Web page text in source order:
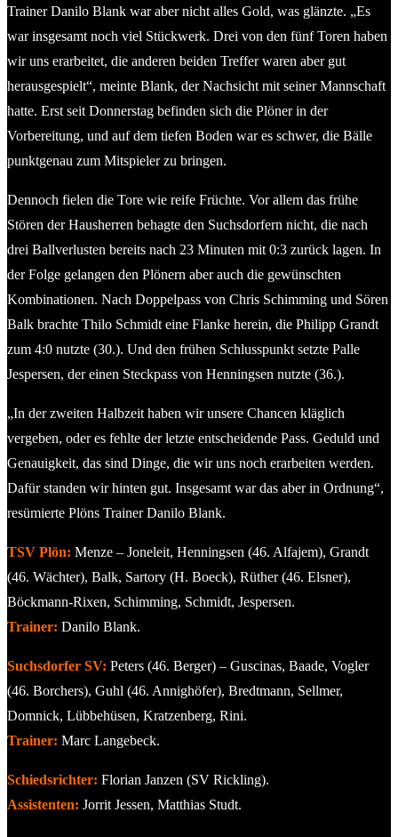
Trainer Danilo Blank war aber nicht alles Gold, was glänzte. „Es
war insgesamt noch viel Stückwerk. Drei von den fünf Toren haben
wir uns erarbeitet, die anderen beiden Treffer waren aber gut
herausgespielt“, meinte Blank, der Nachsicht mit seiner Mannschaft
hatte. Erst seit Donnerstag befinden sich die Plöner in der
Vorbereitung, und auf dem tiefen Boden war es schwer, die Bälle
punktgenau zum Mitspieler zu bringen.
Dennoch fielen die Tore wie reife Früchte. Vor allem das frühe
Stören der Hausherren behagte den Suchsdorfern nicht, die nach
drei Ballverlusten bereits nach 23 Minuten mit 0:3 zurück lagen. In
der Folge gelangen den Plönern aber auch die gewünschten
Kombinationen. Nach Doppelpass von Chris Schimming und Sören
Balk brachte Thilo Schmidt eine Flanke herein, die Philipp Grandt
zum 4:0 nutzte (30.). Und den frühen Schlusspunkt setzte Palle
Jespersen, der einen Steckpass von Henningsen nutzte (36.).
„In der zweiten Halbzeit haben wir unsere Chancen kläglich
vergeben, oder es fehlte der letzte entscheidende Pass. Geduld und
Genauigkeit, das sind Dinge, die wir uns noch erarbeiten werden.
Dafür standen wir hinten gut. Insgesamt war das aber in Ordnung“,
resümierte Plöns Trainer Danilo Blank.
TSV Plön: Menze – Joneleit, Henningsen (46. Alfajem), Grandt
(46. Wächter), Balk, Sartory (H. Boeck), Rüther (46. Elsner),
Böckmann-Rixen, Schimming, Schmidt, Jespersen.
Trainer: Danilo Blank.
Suchsdorfer SV: Peters (46. Berger) – Guscinas, Baade, Vogler
(46. Borchers), Guhl (46. Annighöfer), Bredtmann, Sellmer,
Domnick, Lübbehüsen, Kratzenberg, Rini.
Trainer: Marc Langebeck.
Schiedsrichter: Florian Janzen (SV Rickling).
Assistenten: Jorrit Jessen, Matthias Studt.